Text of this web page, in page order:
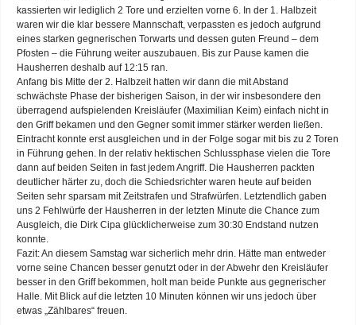
kassierten wir lediglich 2 Tore und erzielten vorne 6. In der 1. Halbzeit
waren wir die klar bessere Mannschaft, verpassten es jedoch aufgrund
eines starken gegnerischen Torwarts und dessen guten Freund – dem
Pfosten – die Führung weiter auszubauen. Bis zur Pause kamen die
Hausherren deshalb auf 12:15 ran.
Anfang bis Mitte der 2. Halbzeit hatten wir dann die mit Abstand
schwächste Phase der bisherigen Saison, in der wir insbesondere den
überragend aufspielenden Kreisläufer (Maximilian Keim) einfach nicht in
den Griff bekamen und den Gegner somit immer stärker werden ließen.
Eintracht konnte erst ausgleichen und in der Folge sogar mit bis zu 2 Toren
in Führung gehen. In der relativ hektischen Schlussphase vielen die Tore
dann auf beiden Seiten in fast jedem Angriff. Die Hausherren packten
deutlicher härter zu, doch die Schiedsrichter waren heute auf beiden
Seiten sehr sparsam mit Zeitstrafen und Strafwürfen. Letztendlich gaben
uns 2 Fehlwürfe der Hausherren in der letzten Minute die Chance zum
Ausgleich, die Dirk Cipa glücklicherweise zum 30:30 Endstand nutzen
konnte.
Fazit: An diesem Samstag war sicherlich mehr drin. Hätte man entweder
vorne seine Chancen besser genutzt oder in der Abwehr den Kreisläufer
besser in den Griff bekommen, holt man beide Punkte aus gegnerischer
Halle. Mit Blick auf die letzten 10 Minuten können wir uns jedoch über
etwas „Zählbares“ freuen.